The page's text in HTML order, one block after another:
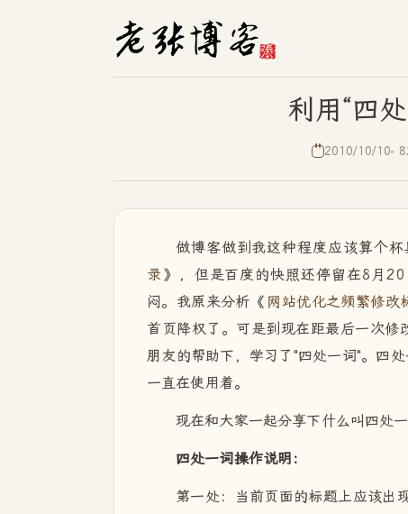
利用“四
2010/10/10
做博客做到我这种程度应该算个
录 》，但是百度的快照还停留在8月
闷。我原来分析《 网站优化之频繁修改
首页降权了。可是到现在距最后一次
朋友的帮助下，学习了"四处一词"。四
一直在使用着。
现在和大家一起分享下什么叫四处
四处一词操作说明：
第一处：当前页面的标题上应该出